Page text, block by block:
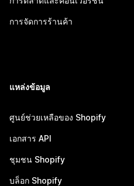
การจัดการร้านค้า
แหล่งข้อมูล
ศูนย์ช่วยเหลือของ Shopify
เอกสาร API
ชุมชน Shopify
บล็อก Shopify